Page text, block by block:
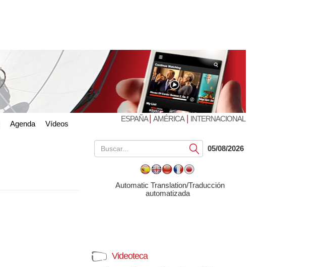
Agenda Vídeos
ESPAÑA| AMÉRICA| INTERNACIONAL
Submit05/08/2026
Automatic Translation/Traducción
automatizada
Videoteca